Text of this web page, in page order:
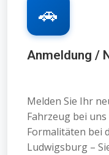
🚗
Anmeldung /
Melden Sie Ihr
Fahrzeug bei
Formalitäten bei
Ludwigsburg –